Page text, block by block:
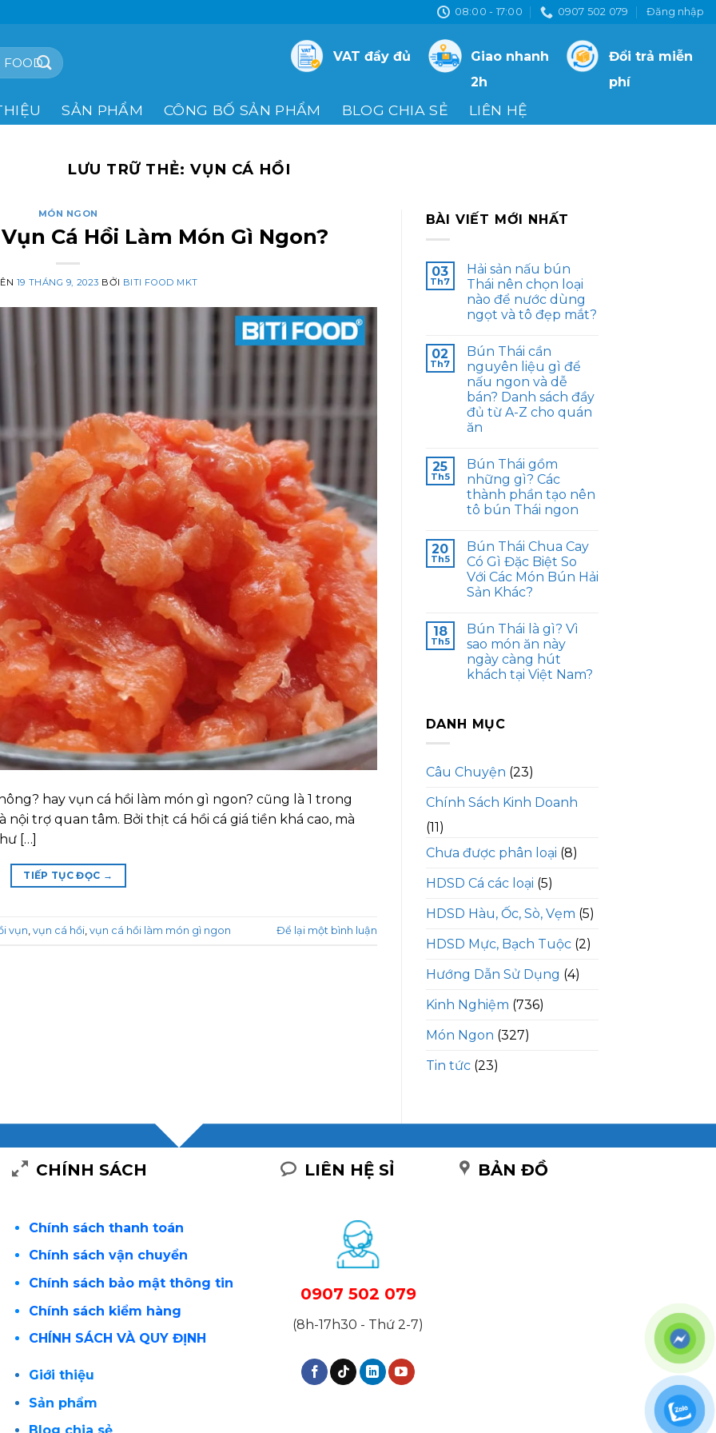
08:00 - 17:00 0907 502 079 Đăng nhập
VAT đầy đủ
Giao nhanh
2h
Đổi trả miễn
phí
SẢN PHẨM CÔNG BỐ SẢN PHẨM BLOG CHIA SẺ LIÊN HỆ
LƯU TRỮ THẺ: VỤN CÁ HỒI
MÓN NGON
Cá Hồi Làm Món Gì Ngon?
19 THÁNG 9, 2023 BỞI BITI FOOD MKT
hay vụn cá hồi làm món gì ngon? cũng là 1 trong
trợ quan tâm. Bởi thịt cá hồi cá giá tiền khá cao, mà
[…]
TIẾP TỤC ĐỌC →
vụn vụn cá hồi vụn cá hồi làm món gì ngon Để lại một bình luận
BÀI VIẾT MỚI NHẤT
03
Th7
Hải sản nấu bún
Thái nên chọn loại
nào để nước dùng
ngọt và tô đẹp mắt?
02
Th7
Bún Thái cần
nguyên liệu gì để
nấu ngon và dễ
bán? Danh sách đầy
đủ từ A-Z cho quán
ăn
25
Th5
Bún Thái gồm
những gì? Các
thành phần tạo nên
tô bún Thái ngon
20
Th5
Bún Thái Chua Cay
Có Gì Đặc Biệt So
Với Các Món Bún Hải
Sản Khác?
18
Th5
Bún Thái là gì? Vì
sao món ăn này
ngày càng hút
khách tại Việt Nam?
DANH MỤC
Câu Chuyện (23)
Chính Sách Kinh Doanh
(11)
Chưa được phân loại (8)
HDSD Cá các loại (5)
HDSD Hàu, Ốc, Sò, Vẹm (5)
HDSD Mực, Bạch Tuộc(2)
Hướng Dẫn Sử Dụng (4)
Kinh Nghiệm (736)
Món Ngon (327)
Tin tức(23)
CHÍNH SÁCH
Chính sách thanh toán
Chính sách vận chuyển
Chính sách bảo mật thông tin
Chính sách kiểm hàng
CHÍNH SÁCH VÀ QUY ĐỊNH
Giới thiệu
Sản phẩm
LIÊN HỆ SỈ
0907 502 079
(8h-17h30 - Thứ 2-7)
BẢN ĐỒ